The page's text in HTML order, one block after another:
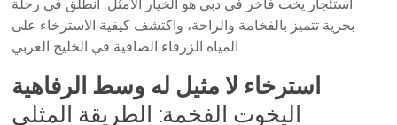
استئجار يخت فاخر في دبي هو الخيار الأمثل. انطلق في رحلة
بحرية تتميز بالفخامة والراحة، واكتشف كيفية الاسترخاء على
المياه الزرقاء الصافية في الخليج العربي.
استرخاء لا مثيل له وسط الرفاهية
اليخوت الفخمة: الطريقة المثلى